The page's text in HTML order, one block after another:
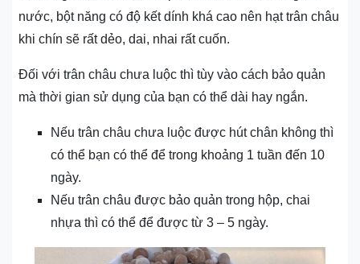
nước, bột năng có độ kết dính khá cao nên hạt trân châu
khi chín sẽ rất dẻo, dai, nhai rất cuốn.
Đối với trân châu chưa luộc thì tùy vào cách bảo quản
mà thời gian sử dụng của bạn có thể dài hay ngắn.
Nếu trân châu chưa luộc được hút chân không thì
có thể bạn có thể để trong khoảng 1 tuần đến 10
ngày.
Nếu trân châu được bảo quản trong hộp, chai
nhựa thì có thể để được từ 3 – 5 ngày.